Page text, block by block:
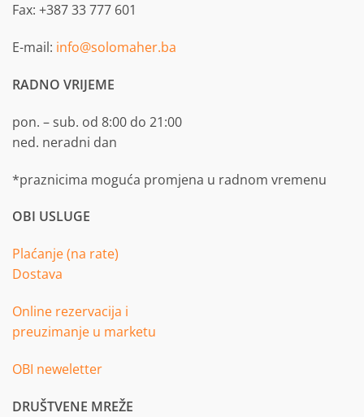
Fax: +387 33 777 601
E-mail: info@solomaher.ba
RADNO VRIJEME
pon. – sub. od 8:00 do 21:00
ned. neradni dan
*praznicima moguća promjena u radnom vremenu
OBI USLUGE
Plaćanje (na rate)
Dostava
Online rezervacija i
preuzimanje u marketu
OBI neweletter
DRUŠTVENE MREŽE